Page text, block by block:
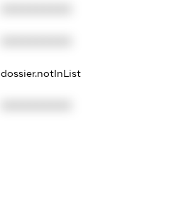
dossier.notInList